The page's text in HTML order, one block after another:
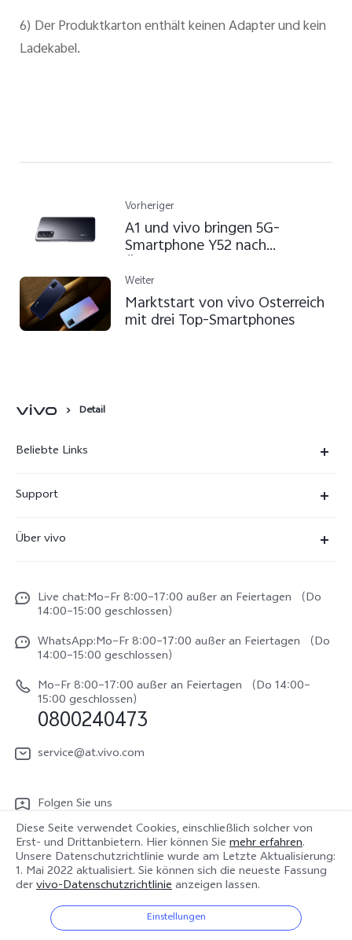
6) Der Produktkarton enthält keinen Adapter und kein
Ladekabel.
Vorheriger
A1 und vivo bringen 5G-
Smartphone Y52 nach
Österreich
Weiter
Marktstart von vivo Österreich
mit drei Top-Smartphones
Detail
Beliebte Links
X300
V70
V70 FE
Y31e 5G
vivo Buds Air3
Support
Funtouch OS
IMEI-Authentifizierung
System Verbesserung
Reparaturerfassung
Benutzerhandbuch
Log aktualisieren
LUTs für Log-Wiederherstellung
Über vivo
Impressum
Rechtliche Hinweise
vivo Datenschutzcenter
Live chat:Mo–Fr 8:00–17:00 außer an Feiertagen （Do
14:00–15:00 geschlossen）
WhatsApp:Mo–Fr 8:00–17:00 außer an Feiertagen （Do
14:00–15:00 geschlossen）
Mo–Fr 8:00–17:00 außer an Feiertagen （Do 14:00–
15:00 geschlossen）
0800240473
service@at.vivo.com
Folgen Sie uns
Österreich | Land/Region auswählen
Diese Seite verwendet Cookies, einschließlich solcher von
Erst- und Drittanbietern. Hier können Sie mehr erfahren.
Unsere Datenschutzrichtlinie wurde am Letzte Aktualisierung:
1. Mai 2022 aktualisiert. Sie können sich die neueste Fassung
dervivo-Datenschutzrichtlinieanzeigen lassen.
Einstellungen